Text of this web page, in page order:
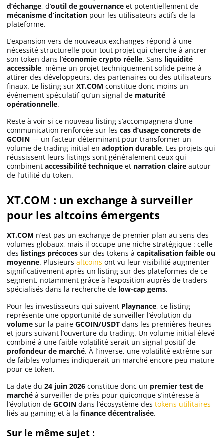
d’échange, d’outil de gouvernance et potentiellement de
mécanisme d’incitation pour les utilisateurs actifs de la
plateforme.
L’expansion vers de nouveaux exchanges répond à une
nécessité structurelle pour tout projet qui cherche à ancrer
son token dans l’économie crypto réelle. Sans liquidité
accessible, même un projet techniquement solide peine à
attirer des développeurs, des partenaires ou des utilisateurs
finaux. Le listing sur XT.COM constitue donc moins un
événement spéculatif qu’un signal de maturité
opérationnelle.
Reste à voir si ce nouveau listing s’accompagnera d’une
communication renforcée sur les cas d’usage concrets de
GCOIN — un facteur déterminant pour transformer un
volume de trading initial en adoption durable. Les projets qui
réussissent leurs listings sont généralement ceux qui
combinent accessibilité technique et narration claire autour
de l’utilité du token.
XT.COM : un exchange à surveiller
pour les altcoins émergents
XT.COM n’est pas un exchange de premier plan au sens des
volumes globaux, mais il occupe une niche stratégique : celle
des listings précoces sur des tokens à capitalisation faible ou
moyenne. Plusieurs altcoins ont vu leur visibilité augmenter
significativement après un listing sur des plateformes de ce
segment, notamment grâce à l’exposition auprès de traders
spécialisés dans la recherche de low-cap gems.
Pour les investisseurs qui suivent Playnance, ce listing
représente une opportunité de surveiller l’évolution du
volume sur la paire GCOIN/USDT dans les premières heures
et jours suivant l’ouverture du trading. Un volume initial élevé
combiné à une faible volatilité serait un signal positif de
profondeur de marché. À l’inverse, une volatilité extrême sur
de faibles volumes indiquerait un marché encore peu mature
pour ce token.
La date du 24 juin 2026 constitue donc un premier test de
marché à surveiller de près pour quiconque s’intéresse à
l’évolution de GCOIN dans l’écosystème des tokens utilitaires
liés au gaming et à la finance décentralisée.
Sur le même sujet :